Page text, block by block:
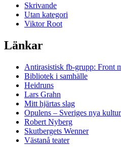
Skrivande
Utan kategori
Viktor Root
Länkar
Antirasistisk fb-grupp: Front
Bibliotek i samhälle
Heidruns
Lars Grahn
Mitt hjärtas slag
Opulens – Sveriges nya
Robert Nyberg
Skutbergets Wenner
Västanå teater